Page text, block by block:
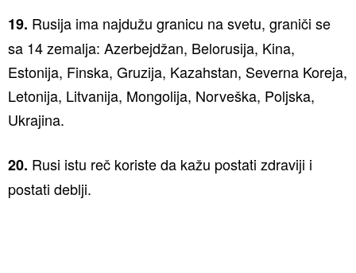
19. Rusija ima najdužu granicu na svetu, graniči se
sa 14 zemalja: Azerbejdžan, Belorusija, Kina,
Estonija, Finska, Gruzija, Kazahstan, Severna Koreja,
Letonija, Litvanija, Mongolija, Norveška, Poljska,
Ukrajina.
20. Rusi istu reč koriste da kažu postati zdraviji i
postati deblji.